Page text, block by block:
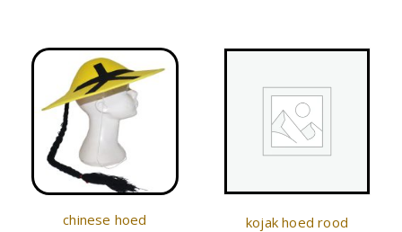
chinese hoed kojak hoed rood